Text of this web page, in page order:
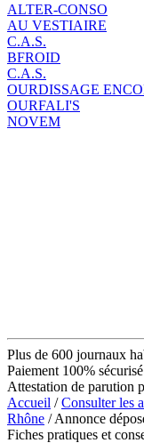
ALTER-CONSO
AU VESTIAIRE
C.A.S.
BFROID
C.A.S.
OURDISSAGE
OURFALI'S
NOVEM
Plus de 600 journaux
Paiement 100% sécurisé
Attestation de parution
Accueil /Consulter les
Rhône / Annonce
Fiches pratiques et